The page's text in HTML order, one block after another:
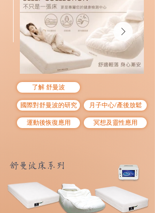
了解 舒曼波
國際對舒曼波的研究 月子中心/產後放鬆
運動後恢復應用 冥想及靈性應用
舒曼波床系列